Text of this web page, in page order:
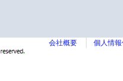
会社概要 個人情